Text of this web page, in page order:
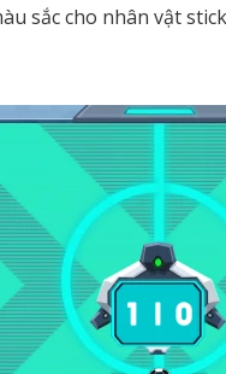
sắc cho nhân vật